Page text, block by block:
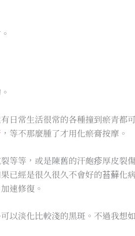
日常生活很常的各種撞到瘀青
，等不那麼腫了才用化瘀膏按摩。
等等，或是陳舊的汗皰疹厚皮裂
已經是很久很久不會好的苔蘚化
速修復。
以淡化比較淺的黑斑。不過我想